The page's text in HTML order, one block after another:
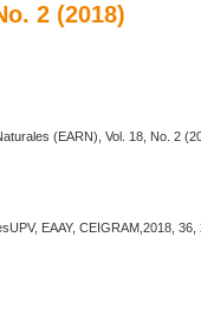
2 (2018)
(EARN), Vol. 18, No. 2
EAAY, CEIGRAM,2018,